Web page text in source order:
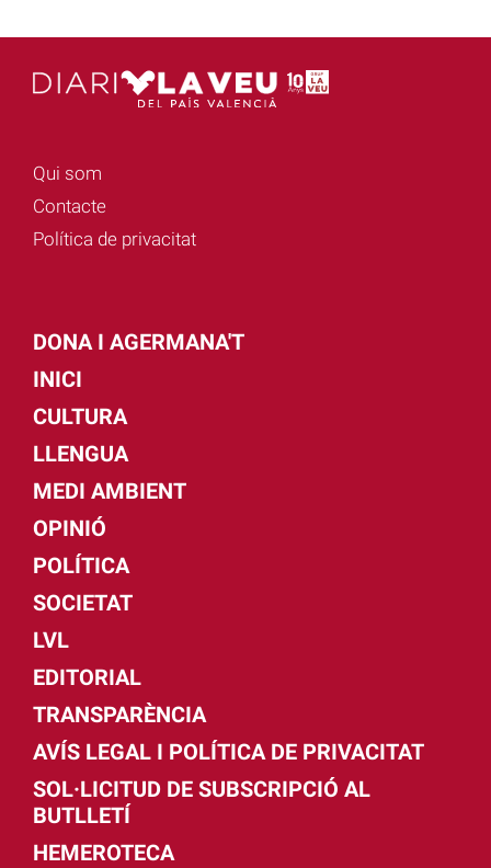
Qui som
Contacte
Política de privacitat
DONA I AGERMANA'T
INICI
CULTURA
LLENGUA
MEDI AMBIENT
OPINIÓ
POLÍTICA
SOCIETAT
LVL
EDITORIAL
TRANSPARÈNCIA
AVÍS LEGAL I POLÍTICA DE PRIVACITAT
SOL·LICITUD DE SUBSCRIPCIÓ AL
BUTLLETÍ
HEMEROTECA